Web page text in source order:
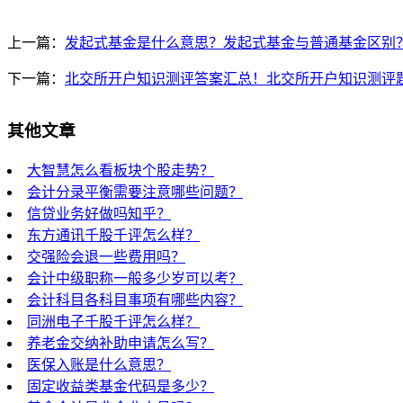
上一篇： 发起式基金是什么意思？发起式基金与普通基金区别？
下一篇： 北交所开户知识测评答案汇总！北交所开户知识测评
其他文章
大智慧怎么看板块个股走势？
会计分录平衡需要注意哪些问题？
信贷业务好做吗知乎？
东方通讯千股千评怎么样？
交强险会退一些费用吗？
会计中级职称一般多少岁可以考？
会计科目各科目事项有哪些内容？
同洲电子千股千评怎么样？
养老金交纳补助申请怎么写？
医保入账是什么意思？
固定收益类基金代码是多少？